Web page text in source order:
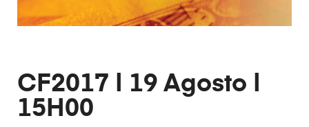
CF2017 | 19 Agosto |
15H00